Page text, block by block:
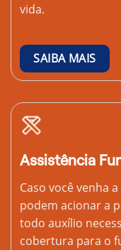
vida.
SAIBA MAIS
Assistência
Caso você venha
podem acionar a
todo auxílio
cobertura para o